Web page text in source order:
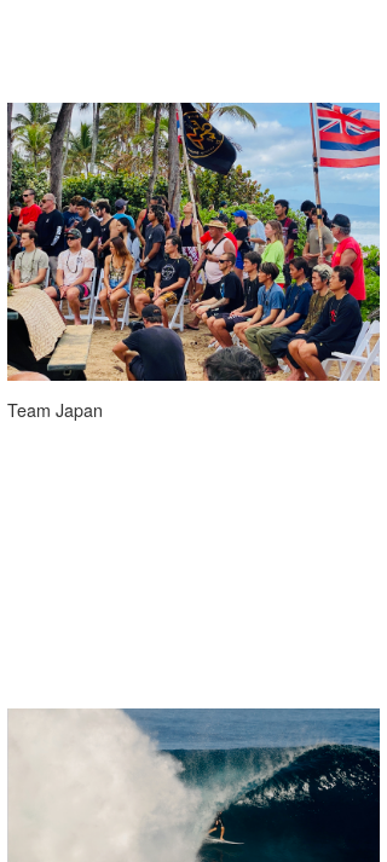
Team Japan
waka☆=
YUKI☆
たっちー
ハンマー
まっきー
三輪予報士